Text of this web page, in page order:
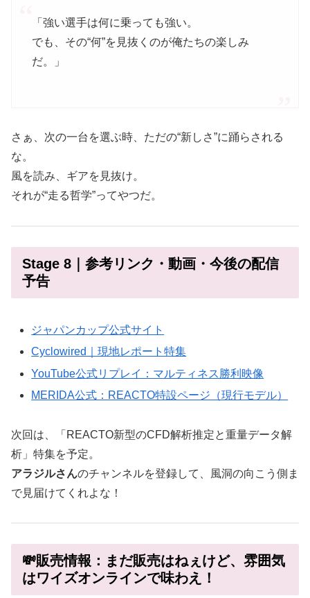
「強い選手は何に乗っても強い。
でも、その“何”を見抜くのが俺たちの楽しみ
だ。」
さぁ、次の一台を選ぶ時、ただの“新しさ”に踊らされる
な。
風を読み、ギアを見抜け。
それが“走る哲学”ってやつだ。
Stage 8｜参考リンク・動画・今後の配信
予告
ジャパンカップ公式サイト
Cyclowired｜現地レポート特集
YouTube公式リプレイ：マルティネス勝利映像
MERIDA公式：REACTO特設ページ（現行モデル）
次回は、「REACTO新型のCFD解析推定と重量データ解
析」特集を予定。
アラジルさんのチャンネルを登録して、風洞の向こう側ま
で見届けてくれよな！
💸販売情報：まだ販売はねぇけど、雰囲気
はワイズオンラインで味わえ！